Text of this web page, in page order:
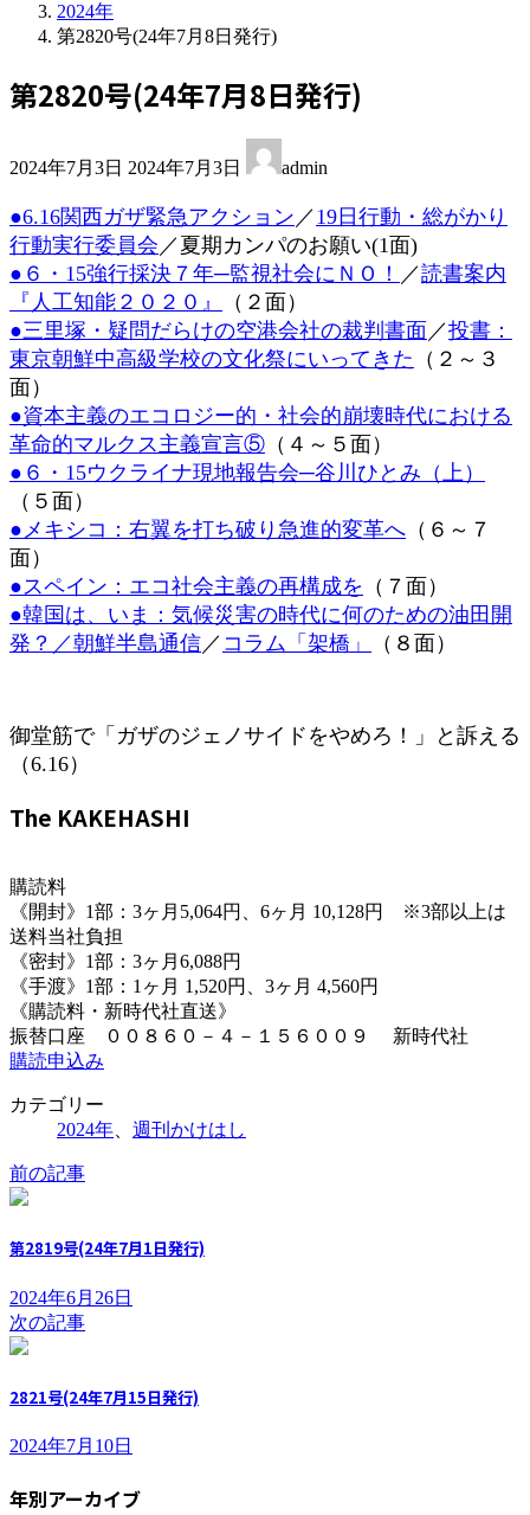
2024年
第2820号(24年7月8日発行)
第2820号(24年7月8日発行)
2024年7月3日 終
新
日
時
:
2024年7月3日 admin
●6.16関西ガザ緊急アクション ／ 19日行動・総がかり
行動実行委員会 ／夏期カンパのお願い(1面)
●６・15強行採決７年─監視社会にＮＯ！ ／読書案内
『人工知能２０２０』
（２面）
●三里塚・疑問だらけの空港会社の裁判書面 ／投書：
東京朝鮮中高級学校の文化祭にいってきた （２～３
面）
●資本主義のエコロジー的・社会的崩壊時代における
革命的マルクス主義宣言⑤ （４～５面）
●６・15ウクライナ現地報告会─谷川ひとみ（上）
（５面）
●メキシコ：右翼を打ち破り急進的変革へ （６～７
面）
●スペイン：エコ社会主義の再構成を （７面）
●韓国は、いま：気候災害の時代に何のための油田開
発？／朝鮮半島通信 ／ コラム「架橋」 （８面）
御堂筋で「ガザのジェノサイドをやめろ！」と訴える
（6.16）
The KAKEHASHI
購読料
《開封》1部：3ヶ月5,064円、6ヶ月 10,128円 ※3部以上は
送料当社負担
《密封》1部：3ヶ月6,088円
《手渡》1部：1ヶ月 1,520円、3ヶ月 4,560円
《購読料・新時代社直送》
振替口座 ００８６０－４－１５６００９ 新時代社
購読申込み
カテゴリー
2024年
週刊かけはし
前の記事
第2819号(24年7月1日発行)
2024年6月26日
次の記事
2821号(24年7月15日発行)
2024年7月10日
年別アーカイブ